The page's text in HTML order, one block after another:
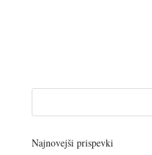
Najnovejši prispevki